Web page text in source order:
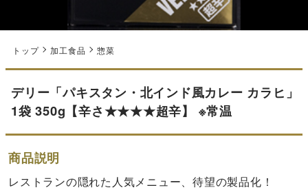
トップ 加工食品 惣菜
デリー「パキスタン・北インド風カレー カラヒ」
1袋 350g【辛さ★★★★超辛】 ※常温
商品説明
レストランの隠れた人気メニュー、待望の製品化！